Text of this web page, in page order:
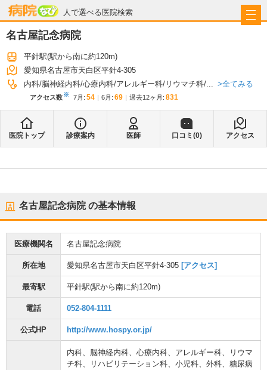
人で選べる医院検索
病院なび
名古屋記念病院
平針駅(駅から南に約120m)
愛知県名古屋市天白区平針4-305
内科 脳神経内科 心療内科 アレルギー科 リウマチ科 ... 全てみる
アクセス数※ 7月 : 54 6月 : 69 過去12ヶ月: 831
医院トップ 診療案内 医師 口コミ(0) アクセス
名古屋記念病院の基本情報
医療機関名 名古屋記念病院
所在地 愛知県名古屋市天白区平針4-305 [アクセス]
最寄駅 平針駅(駅から南に約120m)
電話 052-804-1111
公式HP http://www.hospy.or.jp/
内科、 脳神経内科、 心療内科、 アレルギー科、
リウマ
チ科、 リハビリテーション科、 小児科、 外科、 糖尿病